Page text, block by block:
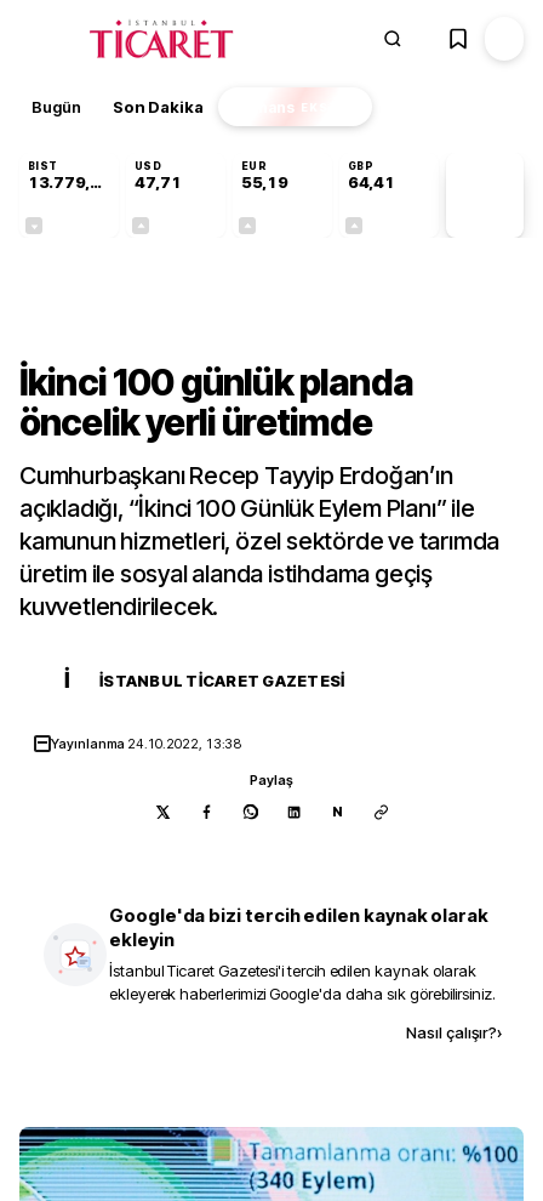
Bugün Son Dakika Finans EKSTRA
BIST
13.779,39
USD
47,71
EUR
55,19
GBP
64,41
İkinci 100 günlük planda
öncelik yerli üretimde
Cumhurbaşkanı Recep Tayyip Erdoğan’ın
açıkladığı, “İkinci 100 Günlük Eylem Planı” ile
kamunun hizmetleri, özel sektörde ve tarımda
üretim ile sosyal alanda istihdama geçiş
kuvvetlendirilecek.
İ İSTANBUL TICARET GAZETESI
Yayınlanma 24.10.2022, 13:38
Paylaş
N
Google'da bizi tercih edilen kaynak olarak
ekleyin
İstanbul Ticaret Gazetesi'i tercih edilen kaynak olarak
ekleyerek haberlerimizi Google'da daha sık görebilirsiniz.
Nasıl çalışır?›